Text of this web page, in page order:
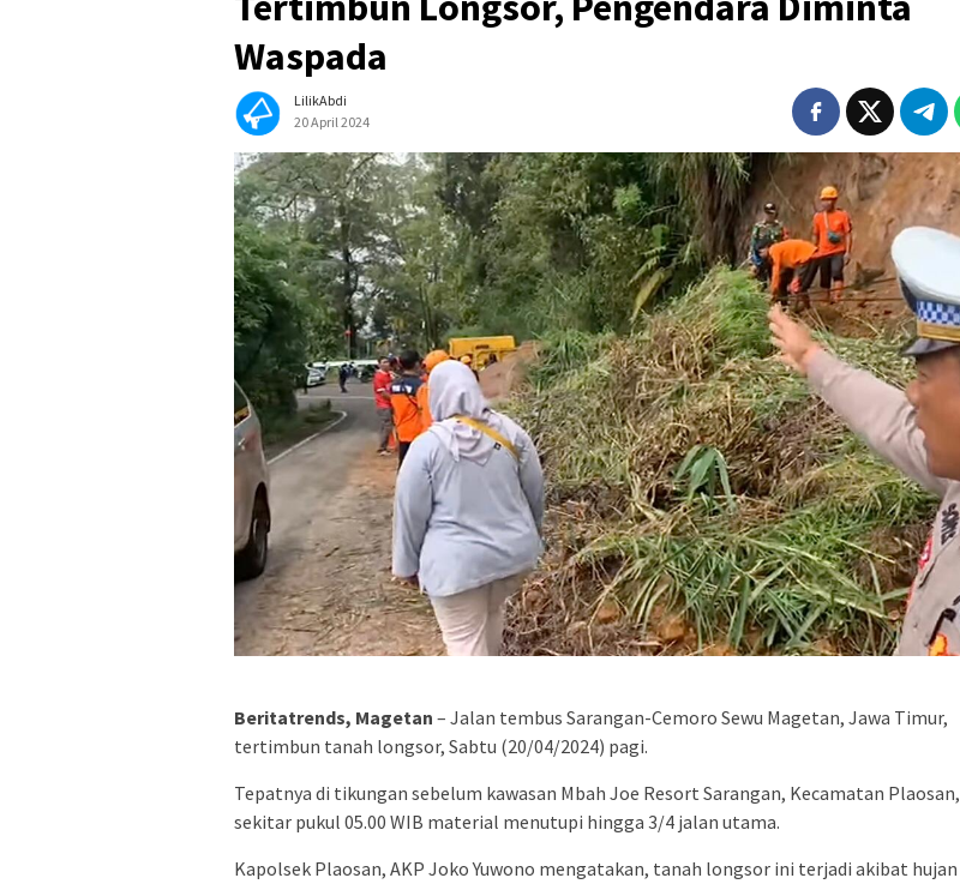
Waspada
LilikAbdi
20 April 2024
Beritatrends, Magetan – Jalan tembus Sarangan-Cemoro Sewu Magetan, Jawa Timur,
tertimbun tanah longsor, Sabtu (20/04/2024) pagi.
Tepatnya di tikungan sebelum kawasan Mbah Joe Resort Sarangan, Kecamatan Plaosan,
sekitar pukul 05.00 WIB material menutupi hingga 3/4 jalan utama.
Kapolsek Plaosan, AKP Joko Yuwono mengatakan, tanah longsor ini terjadi akibat hujan